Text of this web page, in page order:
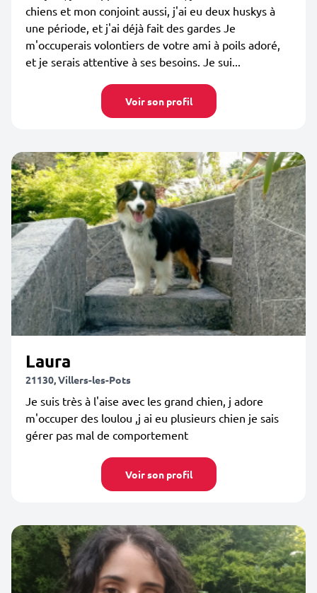
chiens et mon conjoint aussi, j'ai eu deux huskys à
une période, et j'ai déjà fait des gardes Je
m'occuperais volontiers de votre ami à poils adoré,
et je serais attentive à ses besoins. Je sui...
Voir son profil
Laura
21130, Villers-les-Pots
Je suis très à l'aise avec les grand chien, j adore
m'occuper des loulou ,j ai eu plusieurs chien je sais
gérer pas mal de comportement
Voir son profil